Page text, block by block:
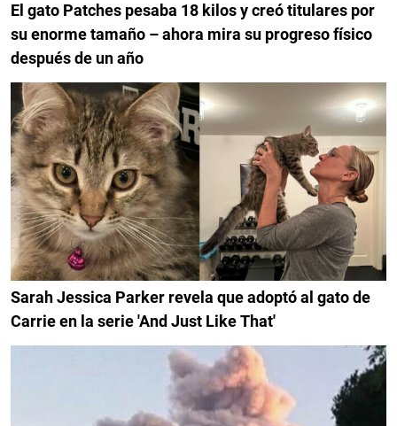
El gato Patches pesaba 18 kilos y creó titulares por
su enorme tamaño – ahora mira su progreso físico
después de un año
Sarah Jessica Parker revela que adoptó al gato de
Carrie en la serie 'And Just Like That'